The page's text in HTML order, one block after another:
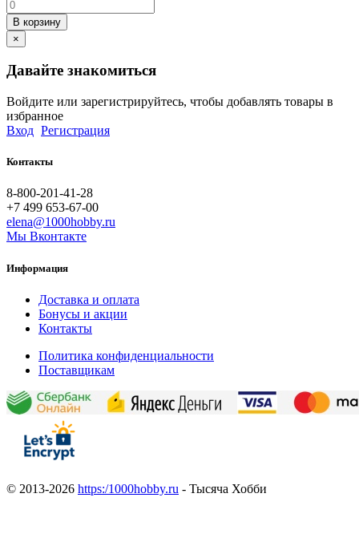
В корзину
×
Давайте знакомиться
Войдите или зарегистрируйтесь, чтобы добавлять товары в
избранное
Вход Регистрация
Контакты
8-800-201-41-28
+7 499 653-67-00
elena@1000hobby.ru
Мы Вконтакте
Информация
Доставка и оплата
Бонусы и акции
Контакты
Политика конфиденциальности
Поставщикам
© 2013-2026 https:/1000hobby.ru - Тысяча Хобби